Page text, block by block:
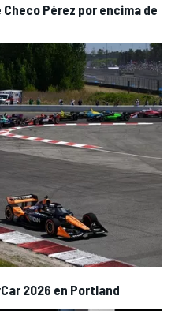
Pérez por encima de
2026 en Portland